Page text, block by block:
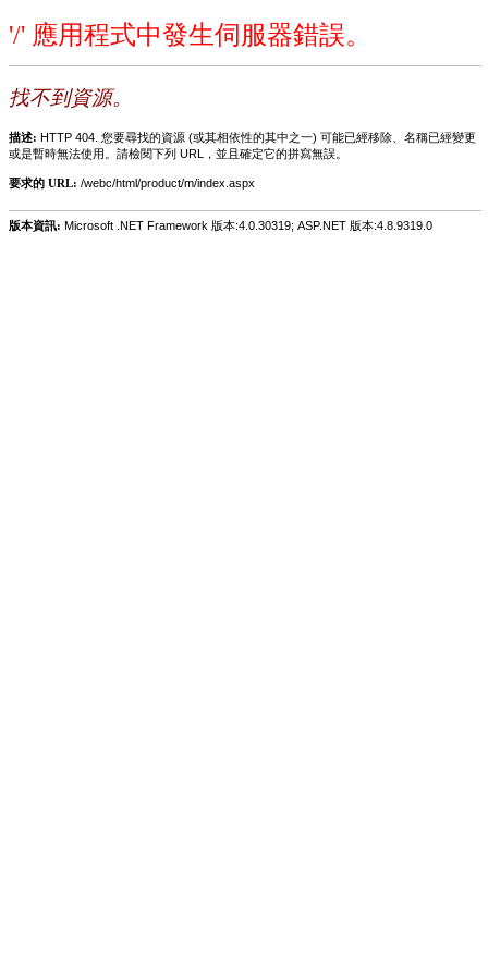
'/' 應用程式中發生伺服器錯誤。
找不到資源。
描述: HTTP 404. 您要尋找的資源 (或其相依性的其中之一) 可能已經移除、名稱已經變更
或是暫時無法使用。請檢閱下列 URL，並且確定它的拼寫無誤。
要求的 URL: /webc/html/product/m/index.aspx
版本資訊: Microsoft .NET Framework 版本:4.0.30319; ASP.NET 版本:4.8.9319.0